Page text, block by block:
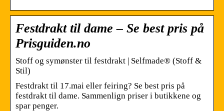
Festdrakt til dame – Se best pris på
Prisguiden.no
Stoff og symønster til festdrakt | Selfmade® (Stoff &
Stil)
Festdrakt til 17.mai eller feiring? Se best pris på
festdrakt til dame. Sammenlign priser i butikkene og
spar penger.